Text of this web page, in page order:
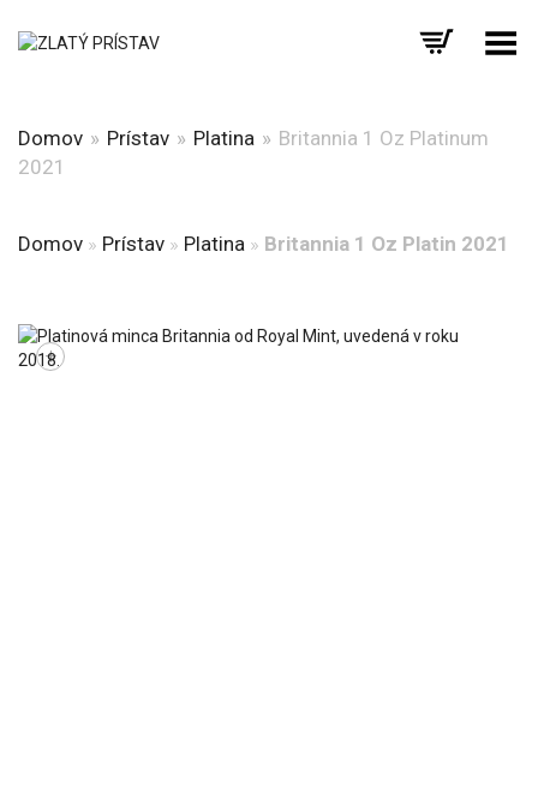
Prepnúť menu
Domov » Prístav » Platina » Britannia 1 Oz Platinum
2021
Domov » Prístav » Platina » Britannia 1 Oz Platin 2021
+